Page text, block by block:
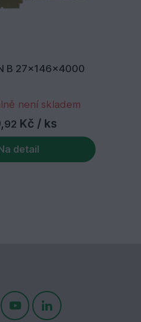
B 27x146x4000
není skladem
92 Kč / ks
detail